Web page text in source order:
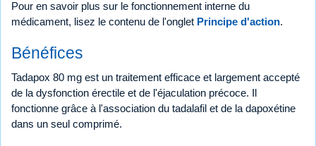
Pour en savoir plus sur le fonctionnement interne du
médicament, lisez le contenu de l'onglet Principe d'action.
Bénéfices
Tadapox 80 mg est un traitement efficace et largement accepté
de la dysfonction érectile et de l'éjaculation précoce. Il
fonctionne grâce à l'association du tadalafil et de la dapoxétine
dans un seul comprimé.